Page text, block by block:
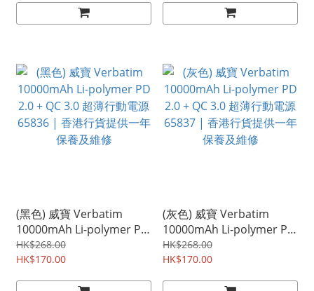
(黑色) 威寶 Verbatim
10000mAh Li-polymer PD
2.0 + QC 3.0 超薄行動電源
65836 | 香港行貨提供一年
HK$268.00
HK$170.00
(灰色) 威寶 Verbatim
10000mAh Li-polymer PD
2.0 + QC 3.0 超薄行動電源
65837 | 香港行貨提供一年
HK$268.00
HK$170.00